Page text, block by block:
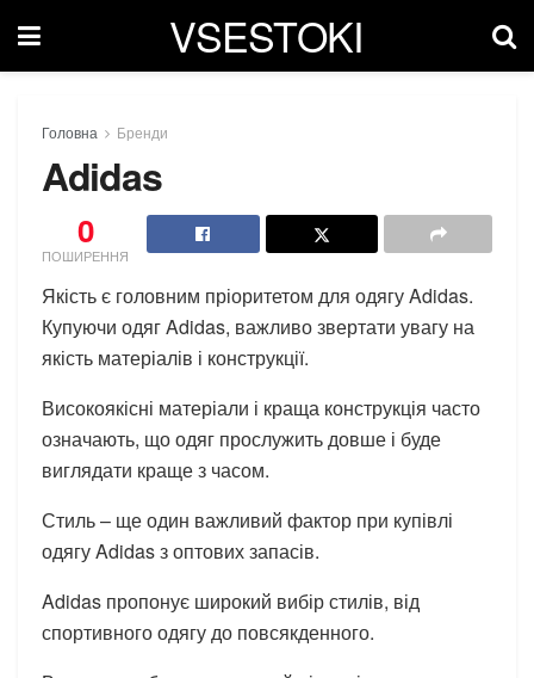
VSESTOKI
Головна Бренди
Adidas
0
ПОШИРЕННЯ
Якість є головним пріоритетом для одягу Adidas.
Купуючи одяг Adidas, важливо звертати увагу на
якість матеріалів і конструкції.
Високоякісні матеріали і краща конструкція часто
означають, що одяг прослужить довше і буде
виглядати краще з часом.
Стиль – ще один важливий фактор при купівлі
одягу Adidas з оптових запасів.
Adidas пропонує широкий вибір стилів, від
спортивного одягу до повсякденного.